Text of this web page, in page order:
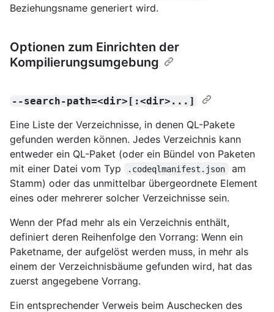
Beziehungsname generiert wird.
Optionen zum Einrichten der
Kompilierungsumgebung
--search-path=<dir>[:<dir>...]
Eine Liste der Verzeichnisse, in denen QL-Pakete
gefunden werden können. Jedes Verzeichnis kann
entweder ein QL-Paket (oder ein Bündel von Paketen
mit einer Datei vom Typ
.codeqlmanifest.json
am
Stamm) oder das unmittelbar übergeordnete Element
eines oder mehrerer solcher Verzeichnisse sein.
Wenn der Pfad mehr als ein Verzeichnis enthält,
definiert deren Reihenfolge den Vorrang: Wenn ein
Paketname, der aufgelöst werden muss, in mehr als
einem der Verzeichnisbäume gefunden wird, hat das
zuerst angegebene Vorrang.
Ein entsprechender Verweis beim Auschecken des